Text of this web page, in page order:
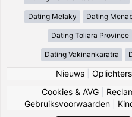
Dating Melaky Dating
Dating Toliara Province
Dating Vakinankaratra
Nieuws| Oplichters
Cookies & AVG
Gebruiksvoorwaarden